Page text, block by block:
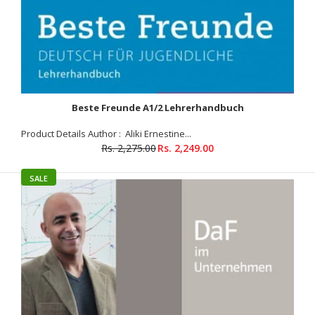
Product Details Author : Ute Koithan, Tanja Mayr-Sieber, Helen
Beste Freunde A1/2 Lehrerhandbuch
Product Details Author : Aliki Ernestine...
Rs. 2,275.00Rs. 2,249.00
SALE